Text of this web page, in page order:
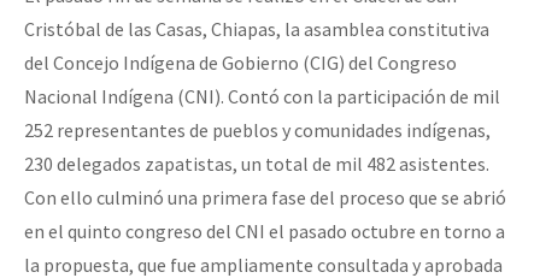
Mundo
EZLN
La Sexta
AutonomÍa y Resistencia
Megaproyectos
Migración
Dia 2 do Encontro “Guerra contra a Humanidad”
Dia 1: Encontro “Guerra contra a Humanidade”
Cristóbal de las Casas, Chiapas, la asamblea constitutiva
del Concejo Indígena de Gobierno (CIG) del Congreso
Nacional Indígena (CNI). Contó con la participación de mil
252 representantes de pueblos y comunidades indígenas,
230 delegados zapatistas, un total de mil 482 asistentes.
Con ello culminó una primera fase del proceso que se abrió
en el quinto congreso del CNI el pasado octubre en torno a
la propuesta, que fue ampliamente consultada y aprobada